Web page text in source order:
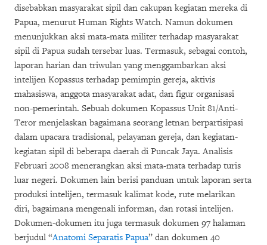
disebabkan masyarakat sipil dan cakupan kegiatan mereka di
Papua, menurut Human Rights Watch. Namun dokumen
menunjukkan aksi mata-mata militer terhadap masyarakat
sipil di Papua sudah tersebar luas. Termasuk, sebagai contoh,
laporan harian dan triwulan yang menggambarkan aksi
intelijen Kopassus terhadap pemimpin gereja, aktivis
mahasiswa, anggota masyarakat adat, dan figur organisasi
non-pemerintah. Sebuah dokumen Kopassus Unit 81/Anti-
Teror menjelaskan bagaimana seorang letnan berpartisipasi
dalam upacara tradisional, pelayanan gereja, dan kegiatan-
kegiatan sipil di beberapa daerah di Puncak Jaya. Analisis
Februari 2008 menerangkan aksi mata-mata terhadap turis
luar negeri. Dokumen lain berisi panduan untuk laporan serta
produksi intelijen, termasuk kalimat kode, rute melarikan
diri, bagaimana mengenali informan, dan rotasi intelijen.
Dokumen-dokumen itu juga termasuk dokumen 97 halaman
berjudul “Anatomi Separatis Papua” dan dokumen 40